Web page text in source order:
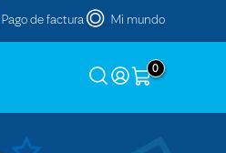
Pago de factura Mi mundo
0